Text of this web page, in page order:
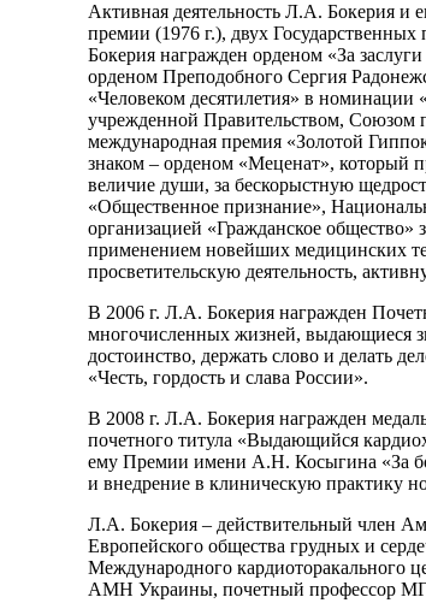
Активная деятельность Л.А. Бокерия и
премии (1976 г.), двух
Бокерия награжден орденом «За
орденом Преподобного Сергия
«Человеком десятилетия» в
учрежденной Правительством, Союзом
международная премия «Золотой
знаком – орденом «Меценат», который
величие души, за бескорыстную
«Общественное признание»,
организацией «Гражданское
применением новейших медицинских
просветительскую деятельность,
В 2006 г. Л.А. Бокерия награжден
многочисленных жизней, выдающиеся
достоинство, держать слово и делать
«Честь, гордость и слава России».
В 2008 г. Л.А. Бокерия награжден
почетного титула «Выдающийся
ему Премии имени А.Н. Косыгина «За
и внедрение в клиническую практику
Л.А. Бокерия – действительный член
Европейского общества грудных и
Международного кардиоторакального
АМН Украины, почетный профессор